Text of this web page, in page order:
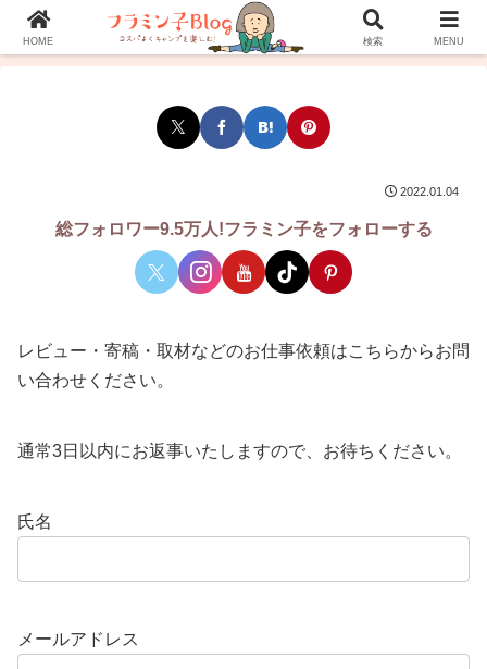
プロフィール お問い合わせ
2022.01.04
総フォロワー9.5万人!フラミン子をフォローする
レビュー・寄稿・取材などのお仕事依頼はこちらからお問
い合わせください。
通常3日以内にお返事いたしますので、お待ちください。
氏名
メールアドレス
HOME 検索 MENU